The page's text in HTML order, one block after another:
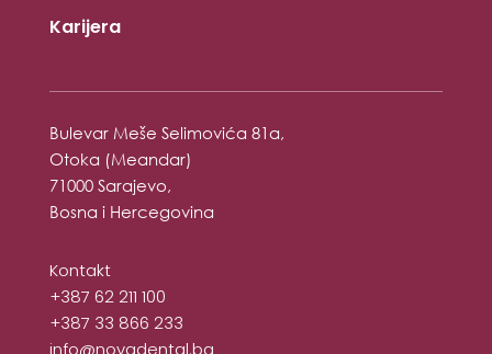
Karijera
Bulevar Meše Selimovića 81a,
Otoka (Meandar)
71000 Sarajevo,
Bosna i Hercegovina
Kontakt
+387 62 211 100
+387 33 866 233
info@novadental.ba